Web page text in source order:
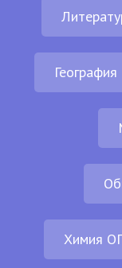
География
Химия